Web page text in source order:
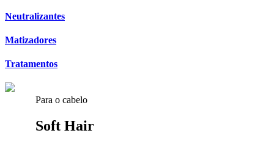
Neutralizantes
Matizadores
Tratamentos
Para o cabelo
Soft Hair